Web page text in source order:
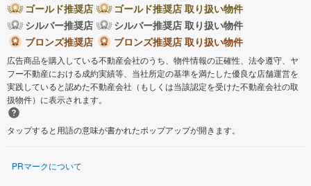
ゴールド推奨店
ゴールド推奨店 取り扱い物件
シルバー推奨店
シルバー推奨店 取り扱い物件
ブロンズ推奨店
ブロンズ推奨店 取り扱い物件
広告商品を購入している不動産会社のうち、物件情報の正確性、法令遵守、ヤ
フー不動産における成約実績等、当社所定の基準を満たした優良な店舗運営を
実践していると認めた不動産会社（もしくは当該認定を受けた不動産会社の取
扱物件）に表示されます。
タップすると用語の意味が書かれたポップアップが開きます。
PRマークについて